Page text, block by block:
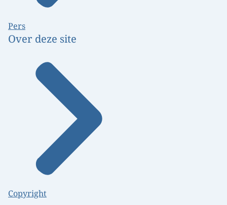
Pers
Over deze site
Copyright